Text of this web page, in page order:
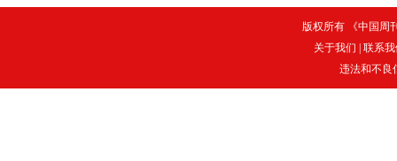
版权所有 《中国周
关于我们
联系
违法和不良